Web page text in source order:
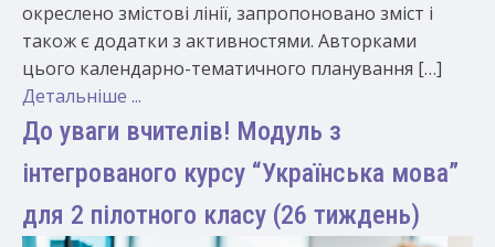
окреслено змістові лінії, запропоновано зміст і
також є додатки з активностями. Авторками
цього календарно-тематичного планування […]
Детальніше ...
До уваги вчителів! Модуль з
інтегрованого курсу “Українська мова”
для 2 пілотного класу (26 тиждень)